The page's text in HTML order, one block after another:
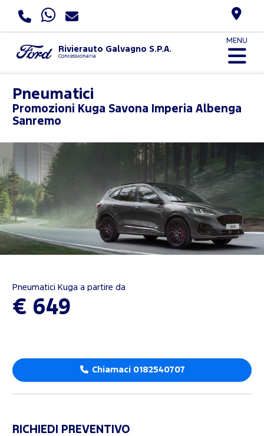
Rivierauto Galvagno S.P.A.
Concessionaria
MENU
Pneumatici
Promozioni Kuga Savona Imperia Albenga
Sanremo
Pneumatici Kuga a partire da
€ 649
Chiamaci 0182540707
RICHIEDI PREVENTIVO